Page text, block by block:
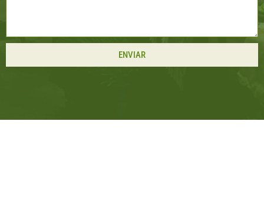
ENVIAR